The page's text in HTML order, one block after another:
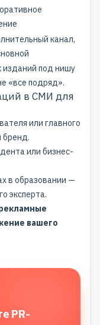
канал,
изданий под нишу
«все подряд».
в СМИ для
или главного
бренд.
или бизнес-
в образовании —
эксперта.
вашего
PR-